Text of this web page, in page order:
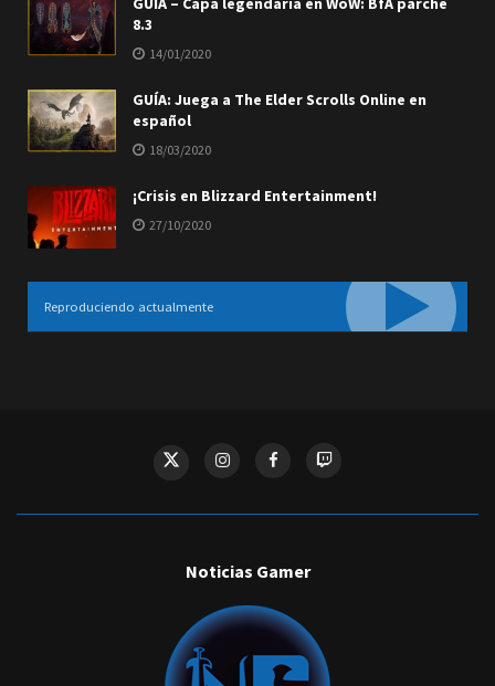
8.3
14/01/2020
GUÍA: Juega a The Elder Scrolls Online en
español
18/03/2020
¡Crisis en Blizzard Entertainment!
27/10/2020
Reproduciendo actualmente
Noticias Gamer